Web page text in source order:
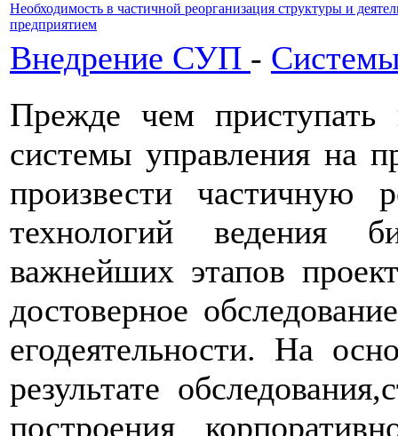
Необходимость в частичной реорганизация структуры и
предприятием
Внедрение СУП -
Прежде чем
системы управления на
произвести частичную
технологий ведения
важнейших этапов
достоверное
егодеятельности. На
результате
построения